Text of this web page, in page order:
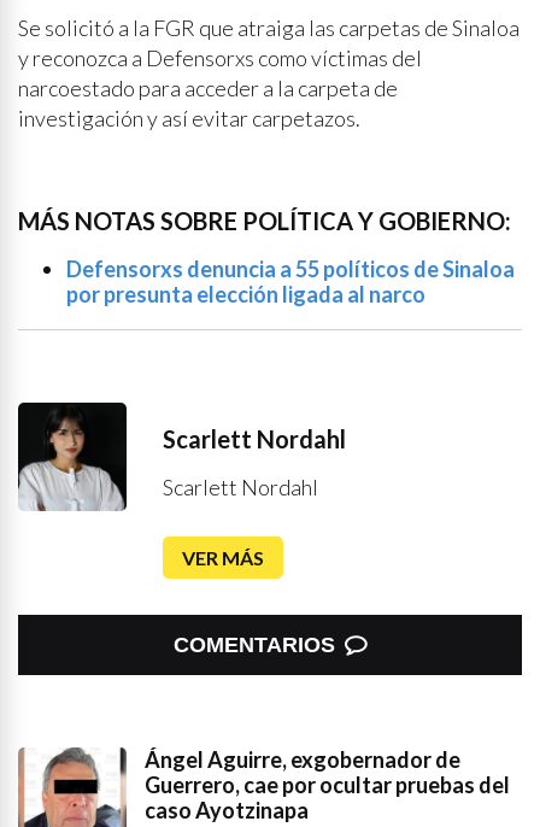
Se solicitó a la FGR que atraiga las carpetas de Sinaloa
y reconozca a Defensorxs como víctimas del
narcoestado para acceder a la carpeta de
investigación y así evitar carpetazos.
MÁS NOTAS SOBRE POLÍTICA Y GOBIERNO:
Defensorxs denuncia a 55 políticos de Sinaloa
por presunta elección ligada al narco
Scarlett Nordahl
Scarlett Nordahl
VER MÁS
COMENTARIOS
Ángel Aguirre, exgobernador de
Guerrero, cae por ocultar pruebas del
caso Ayotzinapa